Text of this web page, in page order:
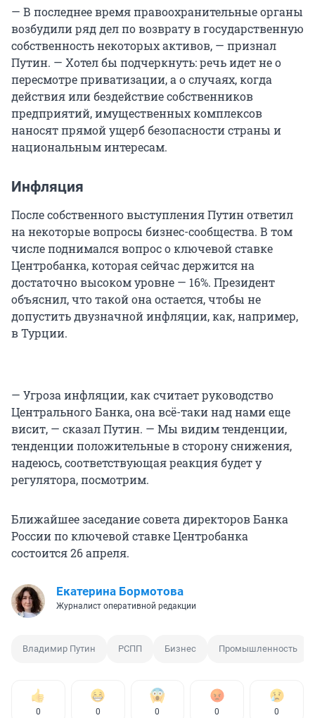
— В последнее время правоохранительные органы
возбудили ряд дел по возврату в государственную
собственность некоторых активов, — признал
Путин. — Хотел бы подчеркнуть: речь идет не о
пересмотре приватизации, а о случаях, когда
действия или бездействие собственников
предприятий, имущественных комплексов
наносят прямой ущерб безопасности страны и
национальным интересам.
Инфляция
После собственного выступления Путин ответил
на некоторые вопросы бизнес-сообщества. В том
числе поднимался вопрос о ключевой ставке
Центробанка, которая сейчас держится на
достаточно высоком уровне — 16%. Президент
объяснил, что такой она остается, чтобы не
допустить двузначной инфляции, как, например,
в Турции.
— Угроза инфляции, как считает руководство
Центрального Банка, она всё-таки над нами еще
висит, — сказал Путин. — Мы видим тенденции,
тенденции положительные в сторону снижения,
надеюсь, соответствующая реакция будет у
регулятора, посмотрим.
Ближайшее заседание совета директоров Банка
России по ключевой ставке Центробанка
состоится 26 апреля.
Екатерина Бормотова
Журналист оперативной редакции
Владимир Путин РСПП Бизнес Промышленность
0 0 0 0 0